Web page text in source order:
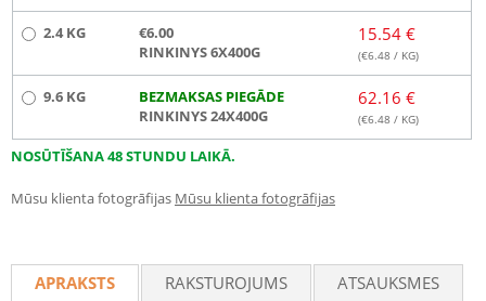
2.4 KG
€6.00
RINKINYS 6X400G
15.54 €
(€6.48 / KG)
9.6 KG
BEZMAKSAS PIEGĀDE
RINKINYS 24X400G
62.16 €
(€6.48 / KG)
NOSŪTĪŠANA 48 STUNDU LAIKĀ.
Mūsu klienta fotogrāfijas Mūsu klienta fotogrāfijas
APRAKSTS RAKSTUROJUMS
ATSAUKSMES